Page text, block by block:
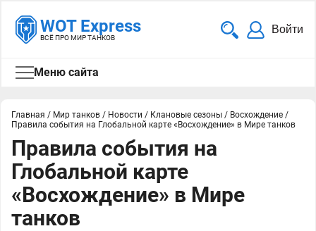
WOT Express
ВСЁ ПРО МИР ТАНКОВ
Войти
Меню сайта
Главная / Мир танков / Новости / Клановые сезоны / Восхождение /
Правила события на Глобальной карте «Восхождение» в Мире танков
Правила события на
Глобальной карте
«Восхождение» в Мире
танков